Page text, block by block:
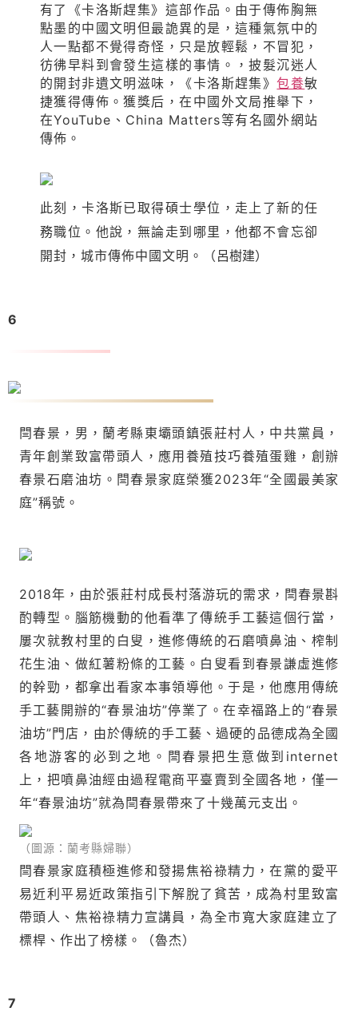
有了《卡洛斯趕集》這部作品。由于傳佈胸無
點墨的中國文明但最詭異的是，這種氣氛中的
人一點都不覺得奇怪，只是放輕鬆，不冒犯，
彷彿早料到會發生這樣的事情。，披髮沉迷人
的開封非遺文明滋味，《卡洛斯趕集》包養敏
捷獲得傳佈。獲獎后，在中國外文局推舉下，
在YouTube、China Matters等有名國外網站
傳佈。
此刻，卡洛斯已取得碩士學位，走上了新的任
務職位。他說，無論走到哪里，他都不會忘卻
開封，城市傳佈中國文明。
（ 呂樹建）
6
閆春景，男，蘭考縣東壩頭鎮張莊村人，中共黨員，
青年創業致富帶頭人，應用養殖技巧養殖蛋雞，創辦
春景石磨油坊。閆春景家庭榮獲2023年“全國最美家
庭”稱號。
2018年，由於張莊村成長村落游玩的需求，閆春景斟
酌轉型。腦筋機動的他看準了傳統手工藝這個行當，
屢次就教村里的白叟，進修傳統的石磨噴鼻油、榨制
花生油、做紅薯粉條的工藝。白叟看到春景謙虛進修
的幹勁，都拿出看家本事領導他。于是，他應用傳統
手工藝開辦的“春景油坊”停業了。在幸福路上的“春景
油坊”門店，由於傳統的手工藝、過硬的品德成為全國
各地游客的必到之地。閆春景把生意做到internet
上，把噴鼻油經由過程電商平臺賣到全國各地，僅一
年“春景油坊”就為閆春景帶來了十幾萬元支出。
（圖源：蘭考縣婦聯）
閆春景家庭積極進修和發揚焦裕祿精力，在黨的愛平
易近利平易近政策指引下解脫了貧苦，成為村里致富
帶頭人、焦裕祿精力宣講員，為全市寬大家庭建立了
標桿、作出了榜樣。
（魯杰）
7